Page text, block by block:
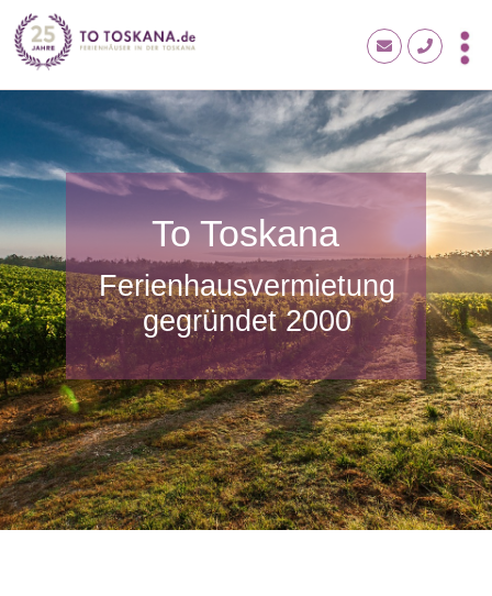
To Toskana
Ferienhausvermietung
gegründet 2000